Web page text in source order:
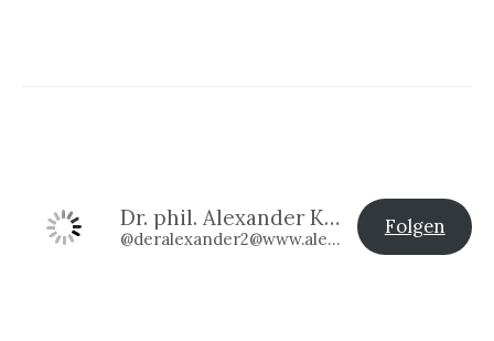
Dr. phil. Alexander Klier
@deralexander2@www.alexander-klier.net
Folgen